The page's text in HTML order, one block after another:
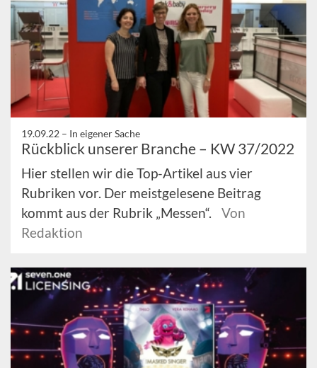
19.09.22 – In eigener Sache
Rückblick unserer Branche – KW 37/2022
Hier stellen wir die Top-Artikel aus vier
Rubriken vor. Der meistgelesene Beitrag
kommt aus der Rubrik „Messen“.
Von
Redaktion